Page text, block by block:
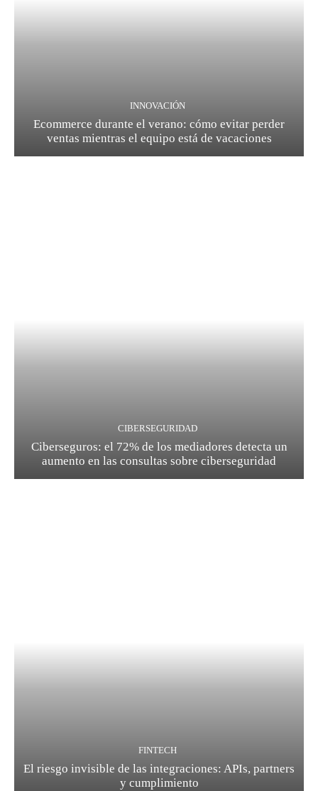
INNOVACIÓN
Ecommerce durante el verano: cómo evitar perder
ventas mientras el equipo está de vacaciones
CIBERSEGURIDAD
Ciberseguros: el 72% de los mediadores detecta un
aumento en las consultas sobre ciberseguridad
FINTECH
El riesgo invisible de las integraciones: APIs, partners
y cumplimiento